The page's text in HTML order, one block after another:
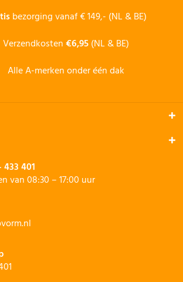
bezorging vanaf € 149,- (NL & BE)
Verzendkosten€6,95(NL & BE)
Alle A-merken onder één dak
401
van 08:30 – 17:00 uur